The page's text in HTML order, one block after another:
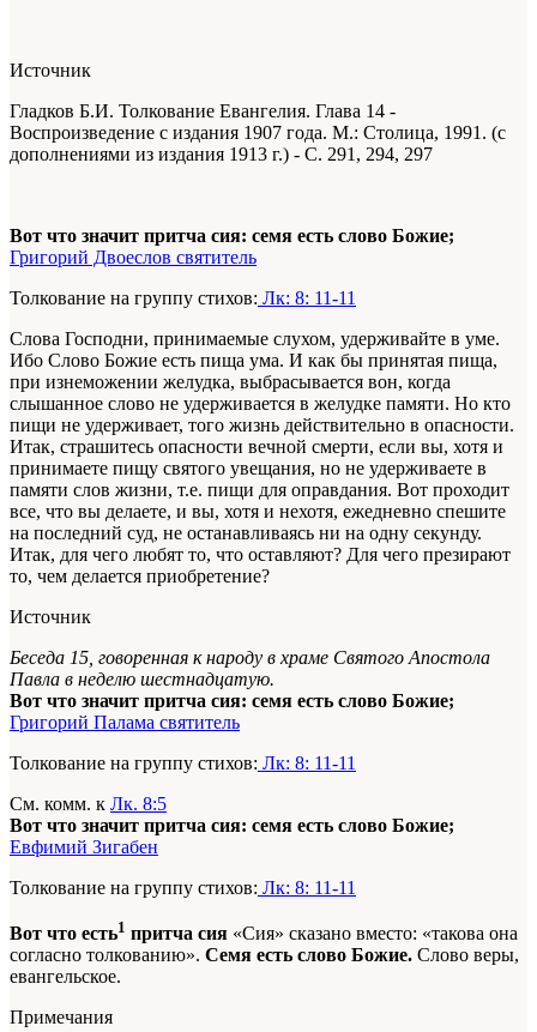
Источник
Гладков Б.И. Толкование Евангелия. Глава 14 -
Воспроизведение с издания 1907 года. М.: Столица, 1991. (с
дополнениями из издания 1913 г.) - С. 291, 294, 297
Вот что значит притча сия: семя есть слово Божие;
Григорий Двоеслов святитель
Толкование на группу стихов: Лк: 8: 11-11
Слова Господни, принимаемые слухом, удерживайте в уме.
Ибо Слово Божие есть пища ума. И как бы принятая пища,
при изнеможении желудка, выбрасывается вон, когда
слышанное слово не удерживается в желудке памяти. Но кто
пищи не удерживает, того жизнь действительно в опасности.
Итак, страшитесь опасности вечной смерти, если вы, хотя и
принимаете пищу святого увещания, но не удерживаете в
памяти слов жизни, т.е. пищи для оправдания. Вот проходит
все, что вы делаете, и вы, хотя и нехотя, ежедневно спешите
на последний суд, не останавливаясь ни на одну секунду.
Итак, для чего любят то, что оставляют? Для чего презирают
то, чем делается приобретение?
Источник
Беседа 15, говоренная к народу в храме Святого Апостола
Павла в неделю шестнадцатую.
Вот что значит притча сия: семя есть слово Божие;
Григорий Палама святитель
Толкование на группу стихов: Лк: 8: 11-11
См. комм. к Лк. 8:5
Вот что значит притча сия: семя есть слово Божие;
Евфимий Зигабен
Толкование на группу стихов: Лк: 8: 11-11
Вот что есть1 притча сия «Сия» сказано вместо: «такова она
согласно толкованию». Семя есть слово Божие. Слово веры,
евангельское.
Примечания